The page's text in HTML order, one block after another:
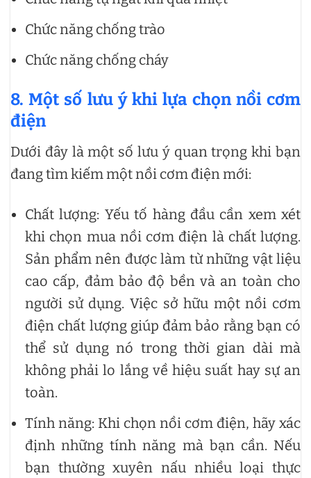
Chức năng chống trào
Chức năng chống cháy
8. Một số lưu ý khi lựa chọn nồi cơm
điện
Dưới đây là một số lưu ý quan trọng khi bạn
đang tìm kiếm một nồi cơm điện mới:
Chất lượng: Yếu tố hàng đầu cần xem xét
khi chọn mua nồi cơm điện là chất lượng.
Sản phẩm nên được làm từ những vật liệu
cao cấp, đảm bảo độ bền và an toàn cho
người sử dụng. Việc sở hữu một nồi cơm
điện chất lượng giúp đảm bảo rằng bạn có
thể sử dụng nó trong thời gian dài mà
không phải lo lắng về hiệu suất hay sự an
toàn.
Tính năng: Khi chọn nồi cơm điện, hãy xác
định những tính năng mà bạn cần. Nếu
bạn thường xuyên nấu nhiều loại thực